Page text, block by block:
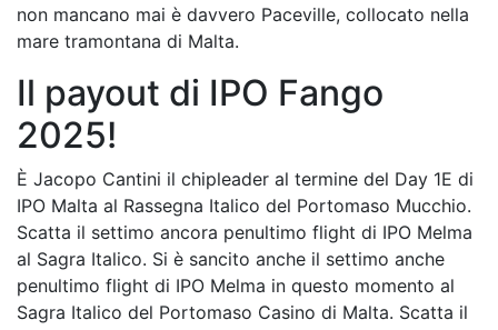
non mancano mai è davvero Paceville, collocato nella
mare tramontana di Malta.
Il payout di IPO Fango
2025!
È Jacopo Cantini il chipleader al termine del Day 1E di
IPO Malta al Rassegna Italico del Portomaso Mucchio.
Scatta il settimo ancora penultimo flight di IPO Melma
al Sagra Italico. Si è sancito anche il settimo anche
penultimo flight di IPO Melma in questo momento al
Sagra Italico del Portomaso Casino di Malta. Scatta il